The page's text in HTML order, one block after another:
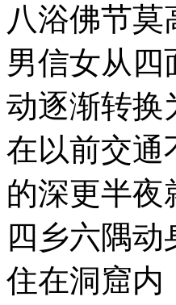
八浴佛节
男信女从四
动逐渐转换
在以前交通
的深更半夜
四乡六隅
住在洞窟内